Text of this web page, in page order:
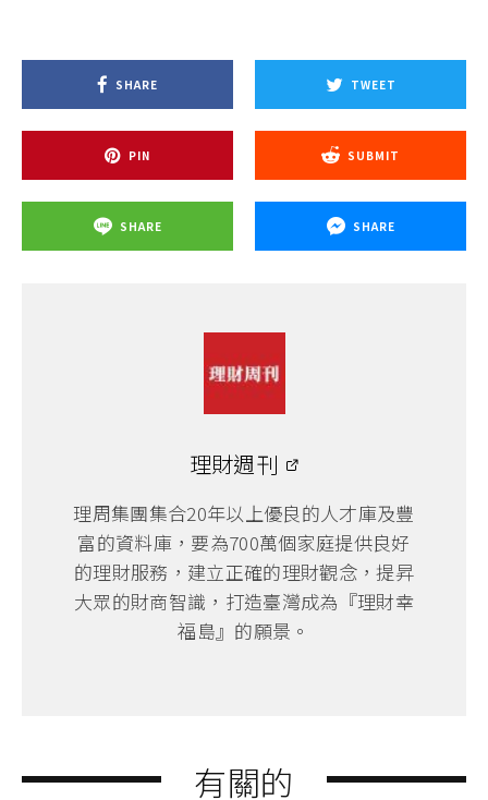
SHARE TWEET
PIN SUBMIT
SHARE SHARE
理財週刊
理周集團集合20年以上優良的人才庫及豐
富的資料庫，要為700萬個家庭提供良好
的理財服務，建立正確的理財觀念，提昇
大眾的財商智識，打造臺灣成為『理財幸
福島』的願景。
有關的